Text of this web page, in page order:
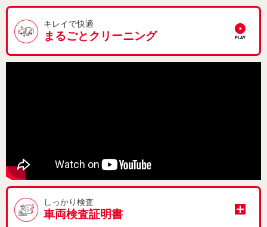
キレイで快適
まるごとクリーニング
しっかり検査
車両検査証明書